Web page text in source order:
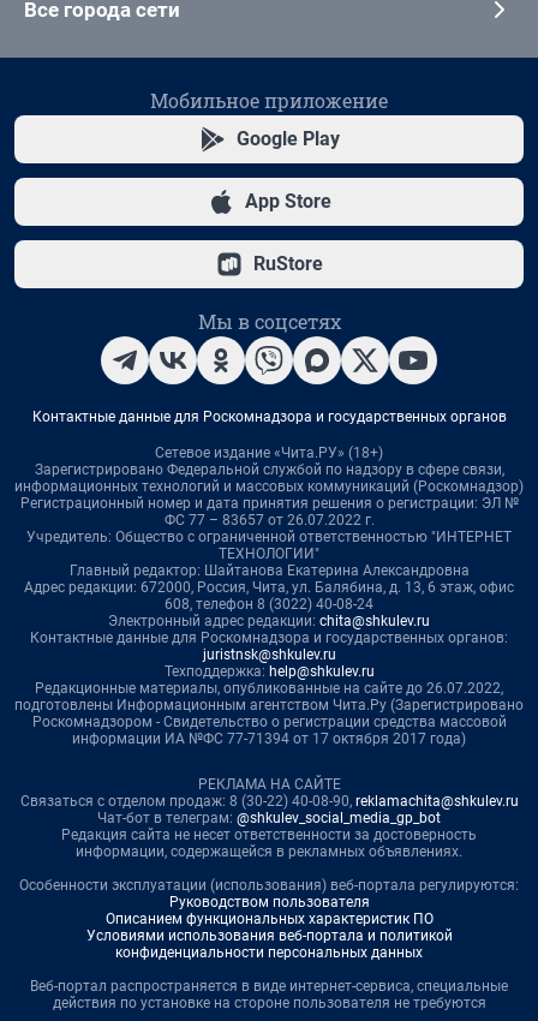
Все города сети
Мобильное приложение
Google Play
App Store
RuStore
Мы в соцсетях
Контактные данные для Роскомнадзора и государственных органов
Сетевое издание «Чита.РУ» (18+)
Зарегистрировано Федеральной службой по надзору в сфере связи,
информационных технологий и массовых коммуникаций (Роскомнадзор)
Регистрационный номер и дата принятия решения о регистрации: ЭЛ №
ФС 77 – 83657 от 26.07.2022 г.
Учредитель: Общество с ограниченной ответственностью "ИНТЕРНЕТ
ТЕХНОЛОГИИ"
Главный редактор: Шайтанова Екатерина Александровна
Адрес редакции: 672000, Россия, Чита, ул. Балябина, д. 13, 6 этаж, офис
608, телефон 8 (3022) 40-08-24
Электронный адрес редакции: chita@shkulev.ru
Контактные данные для Роскомнадзора и государственных органов:
juristnsk@shkulev.ru
Техподдержка: help@shkulev.ru
Редакционные материалы, опубликованные на сайте до 26.07.2022,
подготовлены Информационным агентством Чита.Ру (Зарегистрировано
Роскомнадзором - Свидетельство о регистрации средства массовой
информации ИА №ФС 77-71394 от 17 октября 2017 года)
РЕКЛАМА НА САЙТЕ
Связаться с отделом продаж: 8 (30-22) 40-08-90, reklamachita@shkulev.ru
Чат-бот в телеграм: @shkulev_social_media_gp_bot
Редакция сайта не несет ответственности за достоверность
информации, содержащейся в рекламных объявлениях.
Особенности эксплуатации (использования) веб-портала регулируются:
Руководством пользователя
Описанием функциональных характеристик ПО
Условиями использования веб-портала и политикой
конфиденциальности персональных данных
Веб-портал распространяется в виде интернет-сервиса, специальные
действия по установке на стороне пользователя не требуются